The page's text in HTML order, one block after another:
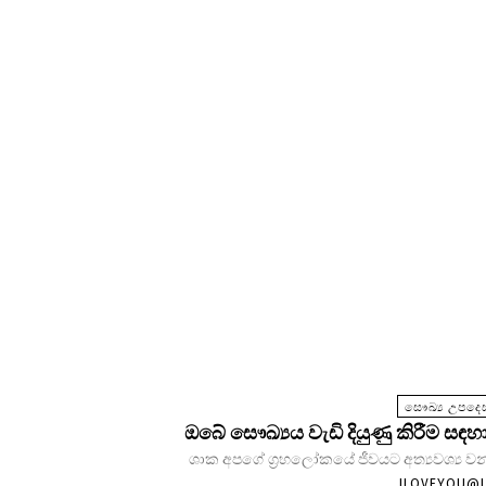
සෞඛ්‍ය
ඔබේ සෞඛ්‍යය වැඩි දියුණු කිරීම
ශාක අපගේ ග්‍රහලෝකයේ ජීවයට අත්‍යවශ්‍ය